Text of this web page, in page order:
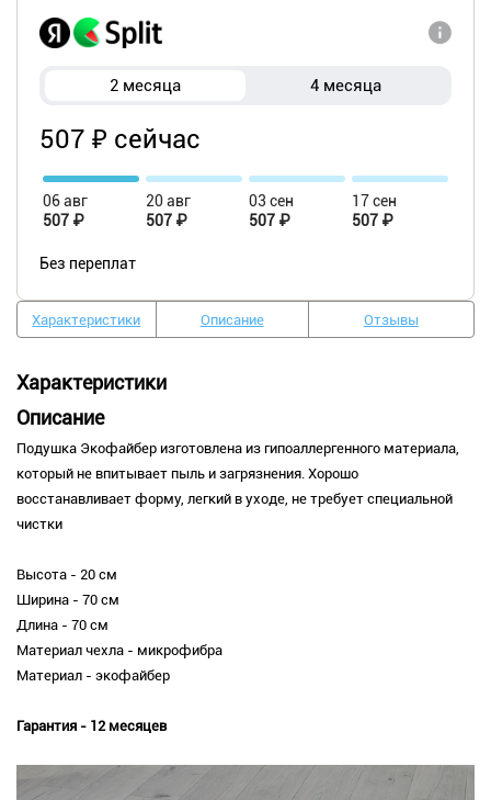
2 месяца 4 месяца
507 ₽ сейчас
06 авг
507 ₽
20 авг
507 ₽
03 сен
507 ₽
17 сен
507 ₽
Без переплат
Характеристики Описание Отзывы
Характеристики
Описание
Подушка Экофайбер изготовлена из гипоаллергенного материала,
который не впитывает пыль и загрязнения. Хорошо
восстанавливает форму, легкий в уходе, не требует специальной
чистки
Высота - 20 см
Ширина - 70 см
Длина - 70 см
Материал чехла - микрофибра
Материал - экофайбер
Гарантия - 12 месяцев